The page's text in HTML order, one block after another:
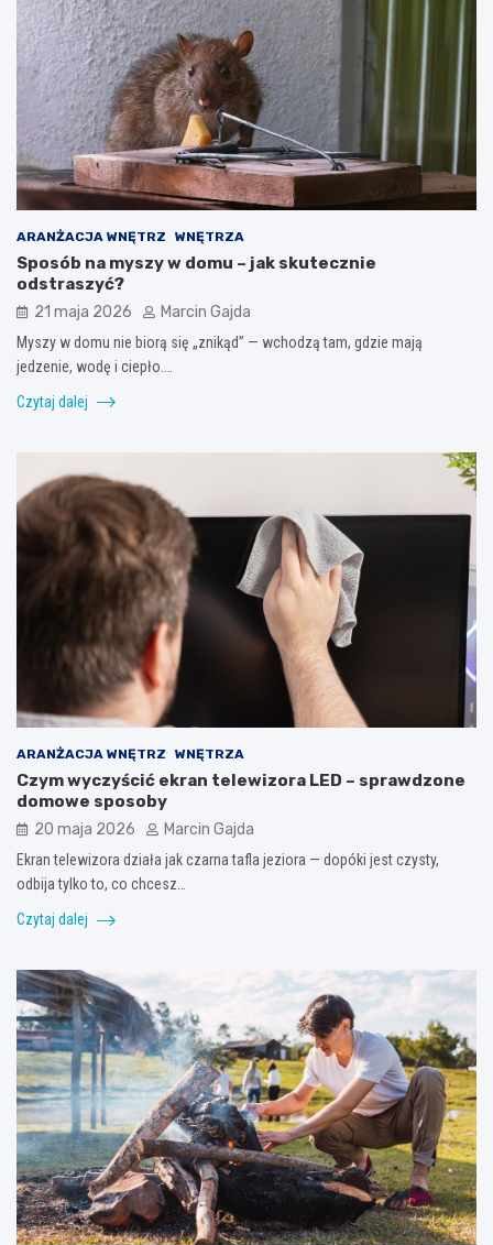
ARANŻACJA WNĘTRZ WNĘTRZA
Sposób na myszy w domu – jak skutecznie
odstraszyć?
21 maja 2026 Marcin Gajda
Myszy w domu nie biorą się „znikąd” — wchodzą tam, gdzie mają
jedzenie, wodę i ciepło.…
Czytaj dalej
ARANŻACJA WNĘTRZ WNĘTRZA
Czym wyczyścić ekran telewizora LED – sprawdzone
domowe sposoby
20 maja 2026 Marcin Gajda
Ekran telewizora działa jak czarna tafla jeziora — dopóki jest czysty,
odbija tylko to, co chcesz…
Czytaj dalej